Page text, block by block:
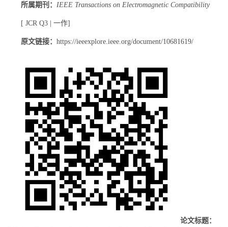
所属期刊：IEEE Transactions on Electromagnetic Compatibility
[ JCR Q3 | 一作]
原文链接：https://ieeexplore.ieee.org/document/10681619/
论文标题：